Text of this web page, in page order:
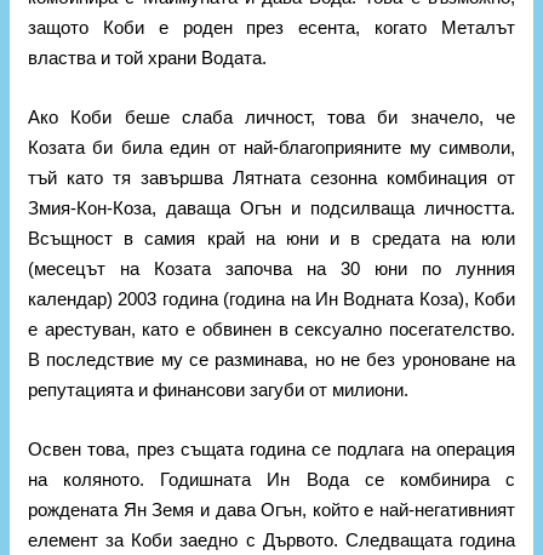
защото Коби е роден през есента, когато Металът
властва и той храни Водата.
Ако Коби беше слаба личност, това би значело, че
Козата би била един от най-благоприяните му символи,
тъй като тя завършва Лятната сезонна комбинация от
Змия-Кон-Коза, даваща Огън и подсилваща личността.
Всъщност в самия край на юни и в средата на юли
(месецът на Козата започва на 30 юни по лунния
календар) 2003 година (година на Ин Водната Коза), Коби
е арестуван, като е обвинен в сексуално посегателство.
В последствие му се разминава, но не без уроноване на
репутацията и финансови загуби от милиони.
Освен това, през същата година се подлага на операция
на коляното. Годишната Ин Вода се комбинира с
рождената Ян Земя и дава Огън, който е най-негативният
елемент за Коби заедно с Дървото. Следващата година